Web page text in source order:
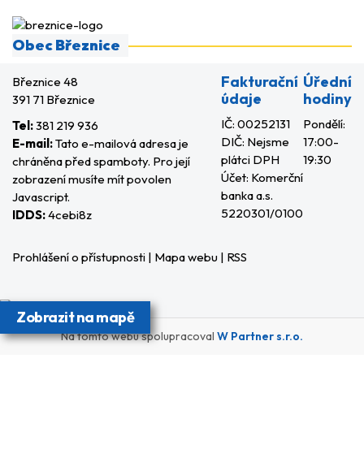
Obec Březnice
Březnice 48
391 71 Březnice
Tel:381 219 936
E-mail:Tato e-mailová adresa je
chráněna před spamboty. Pro její
zobrazení musíte mít povolen
Javascript.
IDDS:4cebi8z
Fakturační
údaje
IČ: 00252131
DIČ: Nejsme
plátci DPH
Účet: Komerční
banka a.s.
5220301/0100
Úřední
hodiny
Pondělí:
17:00-
19:30
Prohlášení o přístupnosti | Mapa webu | RSS
Zobrazit na mapě
Na tomto webu spolupracoval W Partner s.r.o.